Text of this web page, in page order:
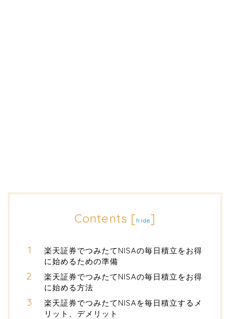
Contents [hide]
楽天証券でつみたてNISAの毎日積立をお得
に始めるための準備
楽天証券でつみたてNISAの毎日積立をお得
に始める方法
楽天証券でつみたてNISAを毎日積立するメ
リット、デメリット